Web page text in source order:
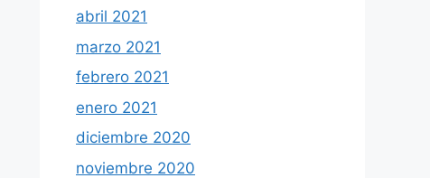
abril 2021
marzo 2021
febrero 2021
enero 2021
diciembre 2020
noviembre 2020